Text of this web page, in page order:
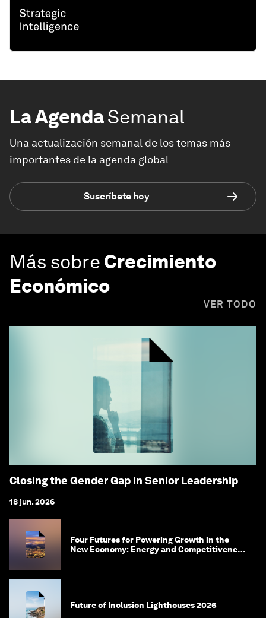
La AgendaSemanal
Una actualización semanal de los temas más
importantes de la agenda global
Suscríbete hoy
Más sobre Crecimiento
Económico
VER TODO
Closing the Gender Gap in Senior Leadership
18 jun. 2026
Four Futures for Powering Growth in the
New Economy: Energy and Competitiveness
Future of Inclusion Lighthouses 2026